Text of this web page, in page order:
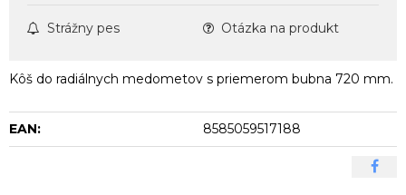
Strážny pes Otázka na produkt
Kôš do radiálnych medometov s priemerom bubna 720 mm.
EAN: 8585059517188